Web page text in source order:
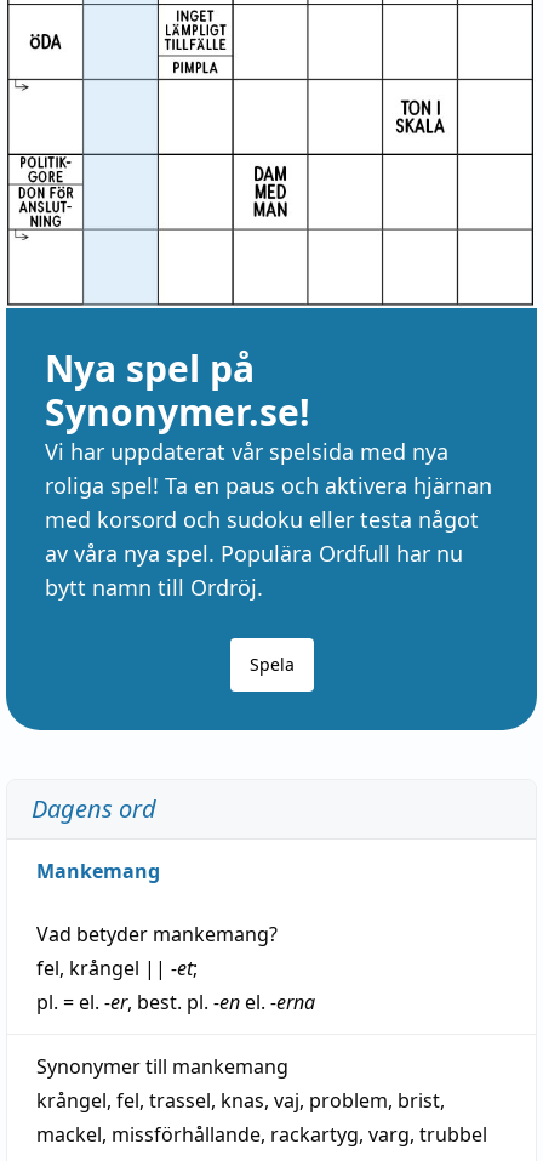
Nya spel på
Synonymer.se!
Vi har uppdaterat vår spelsida med nya
roliga spel! Ta en paus och aktivera hjärnan
med korsord och sudoku eller testa något
av våra nya spel. Populära Ordfull har nu
bytt namn till Ordröj.
Spela
Dagens ord
Mankemang
Vad betyder mankemang?
fel, krångel || -et;
pl. = el. -er, best. pl. -enel. -erna
Synonymer till mankemang
krångel, fel, trassel, knas, vaj, problem, brist,
mackel, missförhållande, rackartyg, varg, trubbel